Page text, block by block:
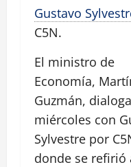
Gustavo
C5N.
El ministro de
Economía,
Guzmán,
miércoles con
Sylvestre por
donde se refirió